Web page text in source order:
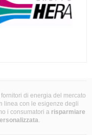
di energia del mercato
linea con le esigenze degli
i consumatori a risparmiare
.